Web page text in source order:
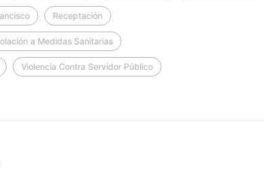
Receptación
a Medidas Sanitarias
Violencia Contra Servidor Público